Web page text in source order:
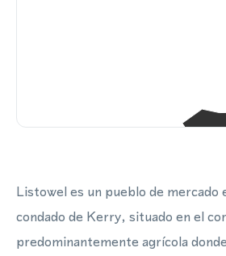
Listowel es un pueblo de mercado
condado de Kerry, situado en el
predominantemente agrícola